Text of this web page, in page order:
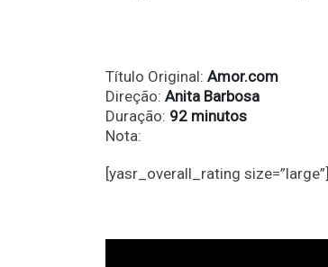
Título Original: Amor.com
Direção: Anita Barbosa
Duração: 92 minutos
Nota:
[yasr_overall_rating size=”large”]